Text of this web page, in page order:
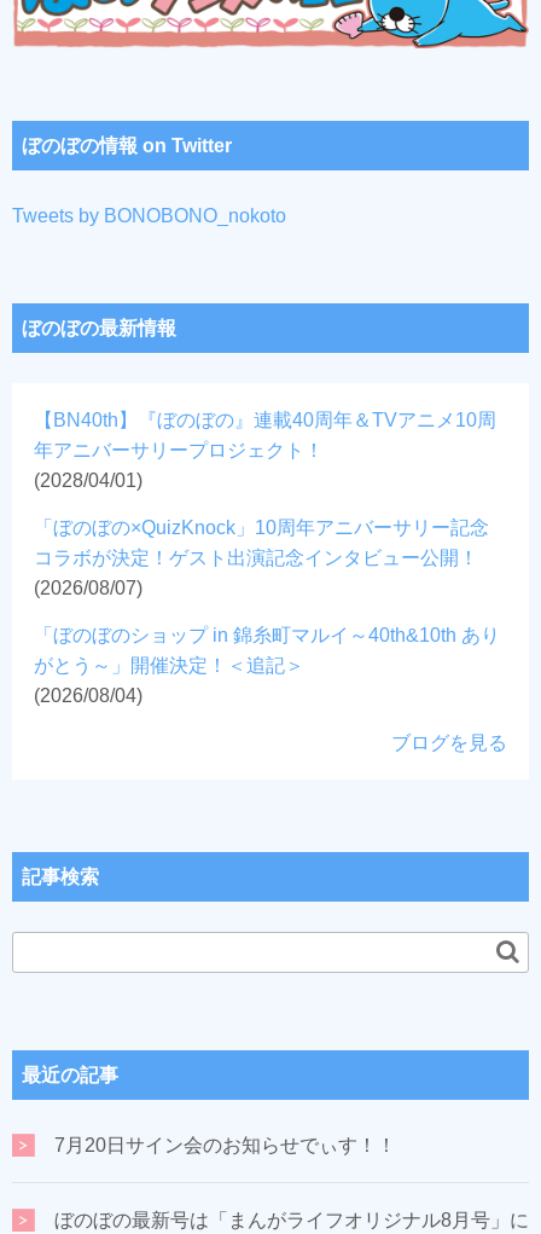
ぼのぼの情報 on Twitter
Tweets by BONOBONO_nokoto
ぼのぼの最新情報
【BN40th】『ぼのぼの』連載40周年＆TVアニメ10周
年アニバーサリープロジェクト！
(2028/04/01)
「ぼのぼの×QuizKnock」10周年アニバーサリー記念
コラボが決定！ゲスト出演記念インタビュー公開！
(2026/08/07)
「ぼのぼのショップ in 錦糸町マルイ～40th&10th あり
がとう～」開催決定！＜追記＞
(2026/08/04)
ブログを見る
記事検索
最近の記事
7月20日サイン会のお知らせでぃす！！
ぼのぼの最新号は「まんがライフオリジナル8月号」に